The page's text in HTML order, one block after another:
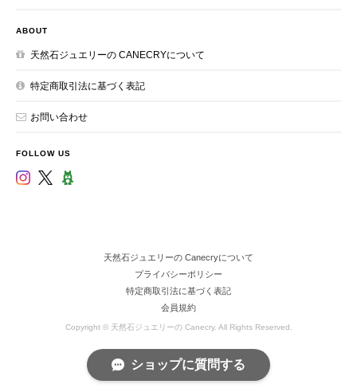
ABOUT
天然石ジュエリーの CANECRYについて
特定商取引法に基づく表記
お問い合わせ
FOLLOW US
天然石ジュエリーの Canecryについて
プライバシーポリシー
特定商取引法に基づく表記
会員規約
Copyright © 天然石ジュエリーの Canecry. All Rights Reserved.
ショップに質問する